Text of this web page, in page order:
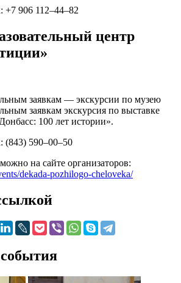
+7 906 112–44–82
центр
заявкам — экскурсии по музею
заявкам экскурсия по выставке
100 лет истории».
(843) 590–00–50
на сайте организаторов:
dekada-pozhilogo-cheloveka/